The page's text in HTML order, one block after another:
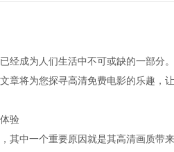
经成为人们生活中不可或缺的一部分
章将为您探寻高清免费电影的乐趣，
验
其中一个重要原因就是其高清画质带